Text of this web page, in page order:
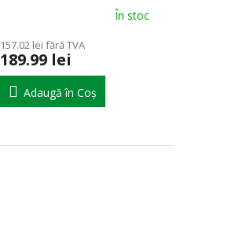
În stoc
157.02 lei fără TVA
189.99 lei
Adaugă în Coş